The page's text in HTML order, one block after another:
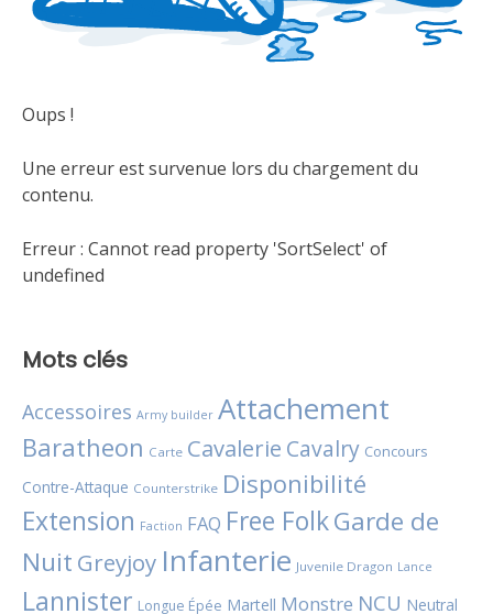
Oups !
Une erreur est survenue lors du chargement du
contenu.
Erreur : Cannot read property 'SortSelect' of
undefined
Mots clés
Accessoires Army builder Attachement
Baratheon Carte Cavalerie Cavalry Concours
Contre-Attaque Counterstrike Disponibilité
Extension Faction FAQ Free FolkGarde de
Nuit Greyjoy Infanterie Juvenile Dragon Lance
Lannister Longue Épée Martell Monstre NCU Neutral